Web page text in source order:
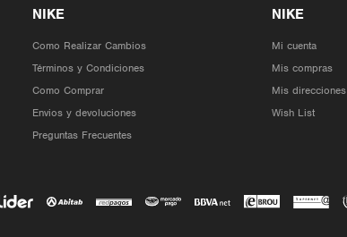
Como Realizar Cambios
Términos y Condiciones
Como Comprar
Envios y devoluciones
Preguntas Frecuentes
Mi cuenta
Mis compras
Mis direcciones
Wish List